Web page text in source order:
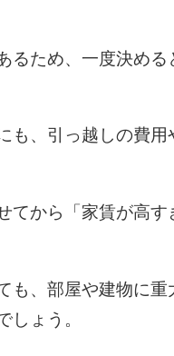
るため、一度決め
も、引っ越しの費
てから「家賃が高
も、部屋や建物に
しょう。